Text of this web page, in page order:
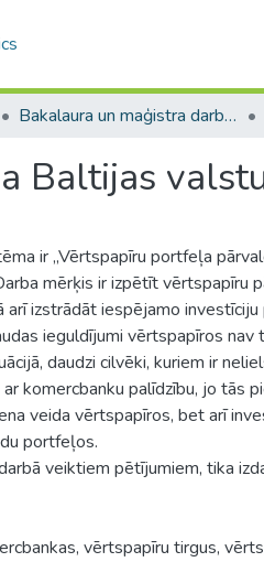
Bakalaura un maģistra darbi (ESZF) / Bachelor's and Master's theses
Baltijas
ir „Vērtspapīru portfeļa
mērķis ir izpētīt vērtspapīru
arī izstrādāt iespējamo
ieguldījumi vērtspapīros nav
daudzi cilvēki, kuriem ir
komercbanku palīdzību, jo tās
veida vērtspapīros, bet arī
portfeļos.
veiktiem pētījumiem, tika
vērtspapīru tirgus,